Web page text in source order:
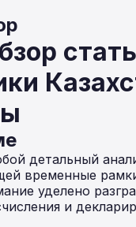
детальный
временные
уделено
и